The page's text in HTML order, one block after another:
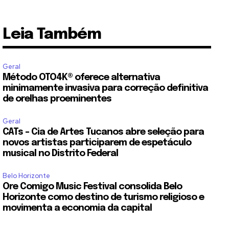
Leia Também
Geral
Método OTO4K®️ oferece alternativa
minimamente invasiva para correção definitiva
de orelhas proeminentes
Geral
CATs – Cia de Artes Tucanos abre seleção para
novos artistas participarem de espetáculo
musical no Distrito Federal
Belo Horizonte
Ore Comigo Music Festival consolida Belo
Horizonte como destino de turismo religioso e
movimenta a economia da capital